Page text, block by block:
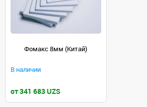
Фомакс 8мм (Китай)
В наличии
от 341 683 UZS